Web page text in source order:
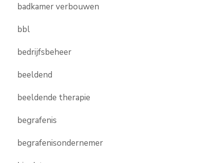
badkamer verbouwen
bbl
bedrijfsbeheer
beeldend
beeldende therapie
begrafenis
begrafenisondernemer